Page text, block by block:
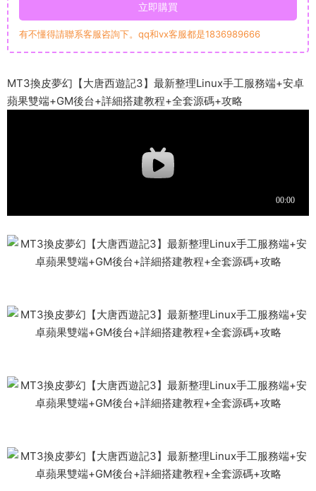
立即購買
有不懂得請聯系客服咨詢下。qq和vx客服都是1836989666
MT3換皮夢幻【大唐西遊記3】最新整理Linux手工服務端+安卓
蘋果雙端+GM後台+詳細搭建教程+全套源碼+攻略